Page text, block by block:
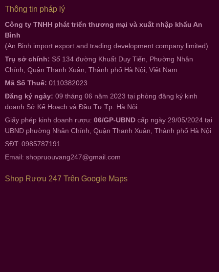
Thông tin pháp lý
Công ty TNHH phát triển thương mại và xuất nhập khẩu An
Bình
(An Binh import export and trading development company limited)
Trụ sở chính: Số 134 đường Khuất Duy Tiến, Phường Nhân
Chính, Quận Thanh Xuân, Thành phố Hà Nội, Việt Nam
Mã Số Thuế: 0110382023
Đăng ký ngày: 09 tháng 06 năm 2023 tại phòng đăng ký kinh
doanh Sở Kế Hoạch và Đầu Tư Tp. Hà Nội
Giấy phép kinh doanh rượu: 06/GP-UBND cấp ngày 29/05/2024 tại
UBND phường Nhân Chính, Quận Thanh Xuân, Thành phố Hà Nội
SĐT: 0985787191
Email: shopruouvang247@gmail.com
Shop Rượu 247 Trên Google Maps